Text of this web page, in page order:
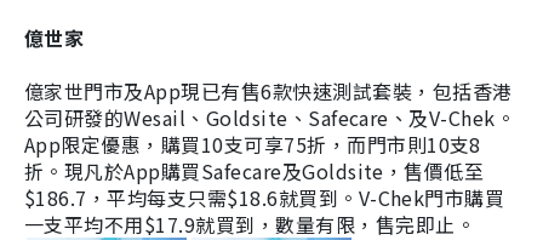
億世家
億家世門市及App現已有售6款快速測試套裝，包括香港
公司研發的Wesail、Goldsite、Safecare、及V-Chek。
App限定優惠，購買10支可享75折，而門市則10支8
折。現凡於App購買Safecare及Goldsite，售價低至
$186.7，平均每支只需$18.6就買到。V-Chek門市購買
一支平均不用$17.9就買到，數量有限，售完即止。